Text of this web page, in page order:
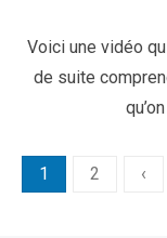
Voici une vidéo
de suite
Pagination
des
1 2 ‹